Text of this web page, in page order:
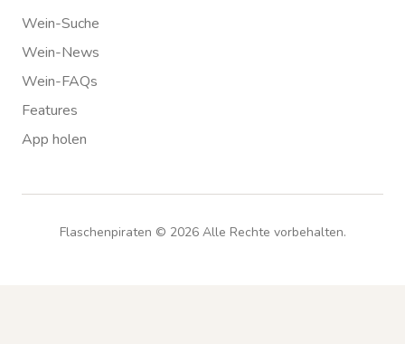
Wein-Suche
Wein-News
Wein-FAQs
Features
App holen
Flaschenpiraten © 2026Alle Rechte vorbehalten.